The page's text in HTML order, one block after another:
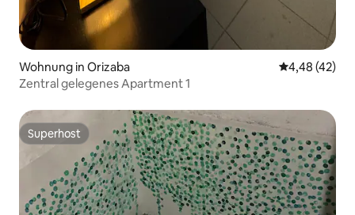
Wohnung in Orizaba
4,48 (42)
Zentral gelegenes Apartment 1
Superhost
Superhost